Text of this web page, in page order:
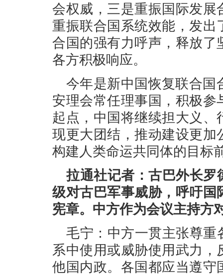
会权威，三是重振国际发
重振联合国系统效能，发
合国的强有力呼声，释放
各方积极响应。
今年是新中国恢复联合国
安理会常任理事国，积极
起点，中国将继续担大义
现更大团结，推动建设更
构建人类命运共同体的目标
拉通社记者：古巴外长罗
级对古巴军事威胁，呼吁
宪章。中方作为会议主持方
毛宁：中方一贯主张尊重
系中使用或威胁使用武力
他国内政。各国都应当遵